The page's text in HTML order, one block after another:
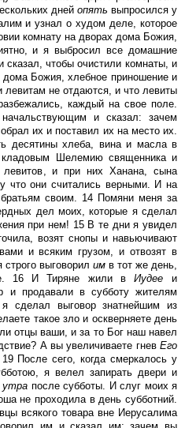
дней опять выпросился у
и узнал о худом деле, которое
комнату на дворах дома Божия,
и я выбросил все домашние
чтобы очистили комнаты, и
дома Божия, хлебное приношение и
не отдаются, и что левиты
каждый на свое поле.
и сказал: зачем
их и поставил их на место их.
десятины хлеба, вина и масла в
Шелемию священника и
и при них Ханана, сына
что они считались верными. И на
братьям своим. 14 Помяни меня за
дел моих, которые я сделал
при нем! 15 В те дни я увидел
возят снопы и навьючивают
и всяким грузом, и отвозят в
выговорил им в тот же день,
16 И Тиряне жили в Иудее и
и продавали в субботу жителям
выговор знатнейшим из
такое зло и оскверняете день
отцы ваши, и за то Бог наш навел
А вы увеличиваете гнев Его
После сего, когда смеркалось у
я велел запирать двери и
утра после субботы. И слуг моих я
не проходила в день субботний.
всякого товара вне Иерусалима